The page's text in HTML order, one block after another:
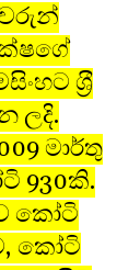
ශ‍්‍රී
ලදි.
මාර්තු
930කි.
කෝටි
කෝටි